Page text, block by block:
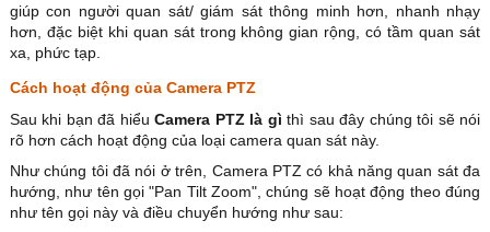
giúp con người quan sát/ giám sát thông minh hơn, nhanh nhạy
hơn, đặc biệt khi quan sát trong không gian rộng, có tầm quan sát
xa, phức tạp.
Cách hoạt động của Camera PTZ
Sau khi bạn đã hiểuCamera PTZ là gì thì sau đây chúng tôi sẽ nói
rõ hơn cách hoạt động của loại camera quan sát này.
Như chúng tôi đã nói ở trên, Camera PTZ có khả năng quan sát đa
hướng, như tên gọi "Pan Tilt Zoom", chúng sẽ hoạt động theo đúng
như tên gọi này và điều chuyển hướng như sau: